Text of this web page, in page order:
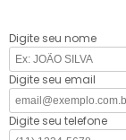
Digite seu nome
Digite seu email
Digite seu telefone